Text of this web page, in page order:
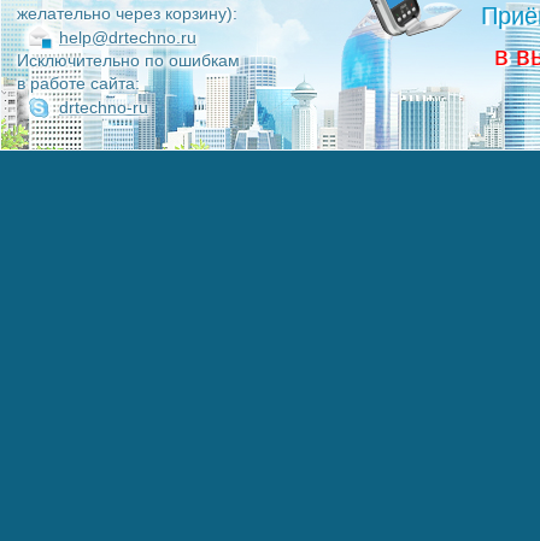
желательно через корзину):
help@drtechno.ru
Исключительно по ошибкам
в работе сайта:
drtechno-ru
в